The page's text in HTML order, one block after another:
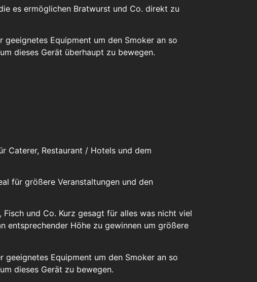
es ermöglichen Bratwurst und Co. direkt zu
Equipment um den Smoker an so
dieses Gerät überhaupt zu bewegen.
Caterer, Restaurant / Hotels und dem
für größere Veranstaltungen und den
und Co. Kurz gesagt für alles was nicht viel
entsprechender Höhe zu gewinnen um größere
Equipment um den Smoker an so
dieses Gerät zu bewegen.